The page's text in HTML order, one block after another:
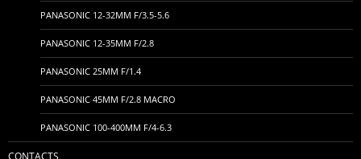
PANASONIC 12-32MM F/3.5-5.6
PANASONIC 12-35MM F/2.8
PANASONIC 25MM F/1.4
PANASONIC 45MM F/2.8 MACRO
PANASONIC 100-400MM F/4-6.3
CONTACTS